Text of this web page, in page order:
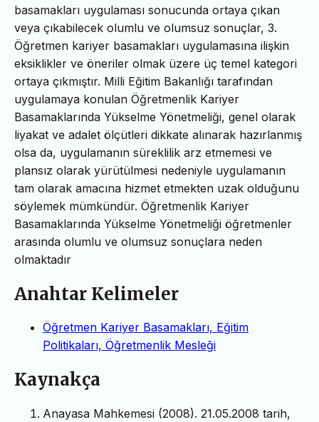
basamakları uygulaması sonucunda ortaya çıkan
veya çıkabilecek olumlu ve olumsuz sonuçlar, 3.
Öğretmen kariyer basamakları uygulamasına ilişkin
eksiklikler ve öneriler olmak üzere üç temel kategori
ortaya çıkmıştır. Milli Eğitim Bakanlığı tarafından
uygulamaya konulan Öğretmenlik Kariyer
Basamaklarında Yükselme Yönetmeliği, genel olarak
liyakat ve adalet ölçütleri dikkate alınarak hazırlanmış
olsa da, uygulamanın süreklilik arz etmemesi ve
plansız olarak yürütülmesi nedeniyle uygulamanın
tam olarak amacına hizmet etmekten uzak olduğunu
söylemek mümkündür. Öğretmenlik Kariyer
Basamaklarında Yükselme Yönetmeliği öğretmenler
arasında olumlu ve olumsuz sonuçlara neden
olmaktadır
Anahtar Kelimeler
Öğretmen Kariyer Basamakları, Eğitim
Politikaları, Öğretmenlik Mesleği
Kaynakça
Anayasa Mahkemesi (2008). 21.05.2008 tarih,